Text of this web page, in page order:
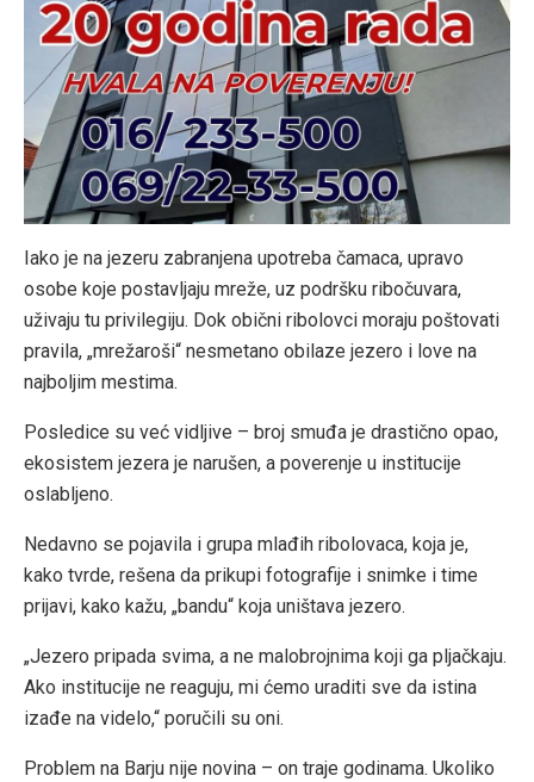
Iako je na jezeru zabranjena upotreba čamaca, upravo
osobe koje postavljaju mreže, uz podršku ribočuvara,
uživaju tu privilegiju. Dok obični ribolovci moraju poštovati
pravila, „mrežaroši“ nesmetano obilaze jezero i love na
najboljim mestima.
Posledice su već vidljive – broj smuđa je drastično opao,
ekosistem jezera je narušen, a poverenje u institucije
oslabljeno.
Nedavno se pojavila i grupa mlađih ribolovaca, koja je,
kako tvrde, rešena da prikupi fotografije i snimke i time
prijavi, kako kažu, „bandu“ koja uništava jezero.
„Jezero pripada svima, a ne malobrojnima koji ga pljačkaju.
Ako institucije ne reaguju, mi ćemo uraditi sve da istina
izađe na videlo,“ poručili su oni.
Problem na Barju nije novina – on traje godinama. Ukoliko